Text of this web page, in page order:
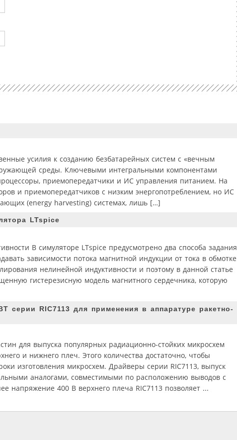
усилия к созданию безбатарейных систем с «вечным
среды. Ключевыми интегральными компонентами
приемопередатчики и ИС управления питанием. На
и приемопередатчиков с низким энергопотреблением, но ИС
(energy harvesting) системах, лишь […]
LTspice
В симуляторе LTspice предусмотрено два способа задания
зависимости потока магнитной индукции от тока в обмотке
нелинейной индуктивности и поэтому в данной статье
гистерезисную модель магнитного сердечника, которую
серии RIC7113 для применения в аппаратуре ракетно-
для выпуска популярных радиационно-стойких микросхем
и нижнего плеч. Этого количества достаточно, чтобы
изготовления микросхем. Драйверы серии RIC7113, выпуск
аналогами, совместимыми по расположению выводов с
400 В верхнего плеча RIC7113 позволяет ...